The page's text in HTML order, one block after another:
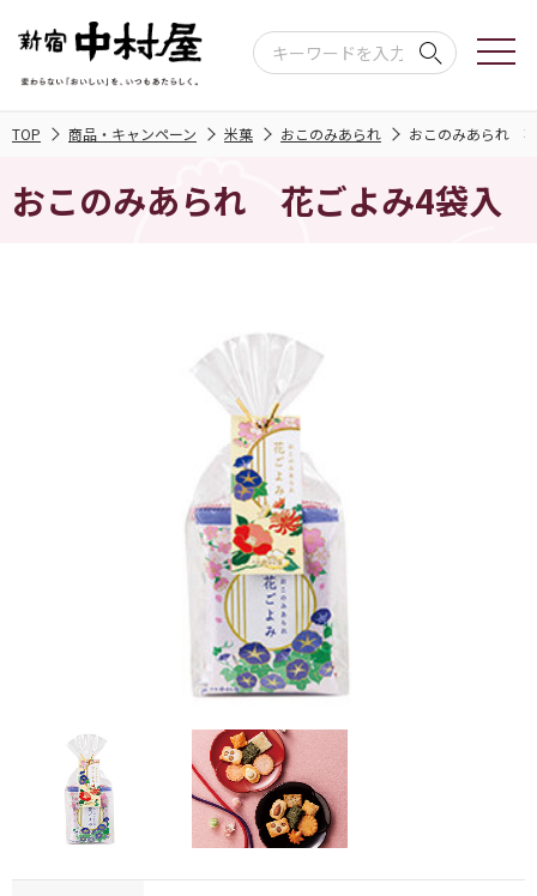
TOP 商品・キャンペーン 米菓 おこのみあられ おこのみあられ
おこのみあられ 花ごよみ4袋入